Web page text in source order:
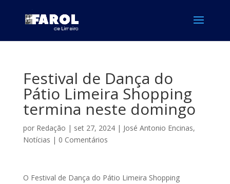
Festival de Dança do
Pátio Limeira Shopping
termina neste domingo
por Redação | set 27, 2024| José Antonio Encinas,
Notícias | 0 Comentários
O Festival de Dança do Pátio Limeira Shopping